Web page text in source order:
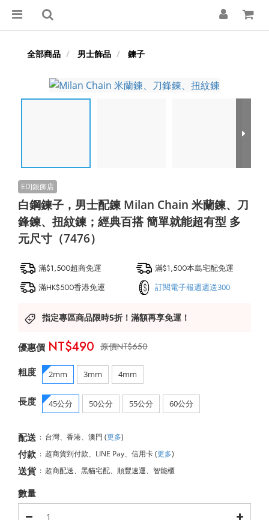
全部商品 男士飾品 鍊子
白鋼鍊子，男士配鍊 Milan Chain 米蘭鍊、刀
鋒鍊、扭紋鍊；經典百搭 簡單就能超有型 多
元尺寸（7476）
滿$1,500超商免運
滿$1,500本島宅配免運
滿HK$500香港免運
訂閱電子報週週送300
指定專區商品限時5折！滿額再享免運！
NT$650
NT$490
粗度 2mm 3mm 4mm
長度 45公分 50公分 55公分 60公分
配送 : 台灣、香港、澳門 (更多)
付款 : 超商貨到付款、LINE Pay、信用卡(更多)
送貨 : 超商配送、黑貓宅配、順豐速運、智能櫃
數量